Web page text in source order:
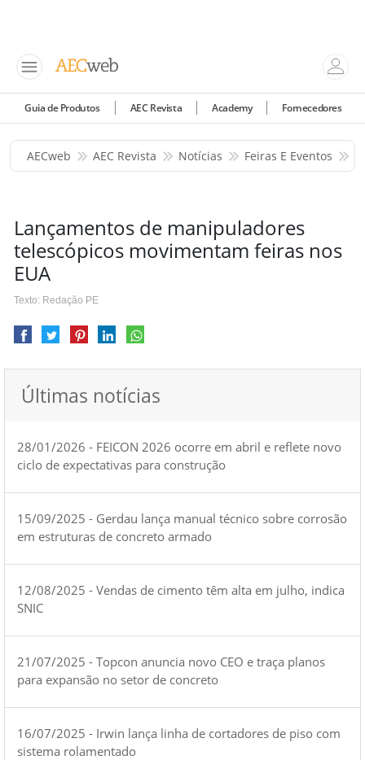
Guia de Produtos AEC Revista Academy Fornecedores
AECweb AEC Revista Notícias Feiras E Eventos
Lançamentos de manipuladores
telescópicos movimentam feiras nos
EUA
Texto: Redação PE
Últimas notícias
28/01/2026 - FEICON 2026 ocorre em abril e reflete novo
ciclo de expectativas para construção
15/09/2025 - Gerdau lança manual técnico sobre corrosão
em estruturas de concreto armado
12/08/2025 - Vendas de cimento têm alta em julho, indica
SNIC
21/07/2025 - Topcon anuncia novo CEO e traça planos
para expansão no setor de concreto
16/07/2025 - Irwin lança linha de cortadores de piso com
sistema rolamentado